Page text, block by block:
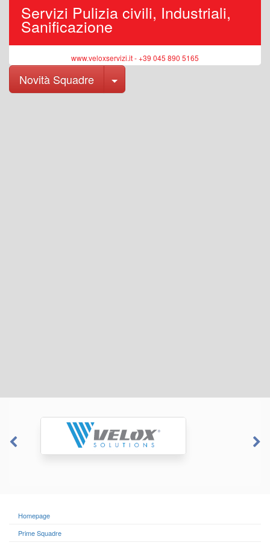
Servizi Pulizia civili, Industriali,
Sanificazione
www.veloxservizi.it - +39 045 890 5165
Novità Squadre Toggle Dropdown
Homepage
Prime Squadre